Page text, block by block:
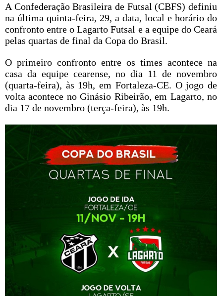
A Confederação Brasileira de Futsal (CBFS) definiu
na última quinta-feira, 29, a data, local e horário do
confronto entre o Lagarto Futsal e a equipe do Ceará
pelas quartas de final da Copa do Brasil.
O primeiro confronto entre os times acontece na
casa da equipe cearense, no dia 11 de novembro
(quarta-feira), às 19h, em Fortaleza-CE. O jogo de
volta acontece no Ginásio Ribeirão, em Lagarto, no
dia 17 de novembro (terça-feira), às 19h.